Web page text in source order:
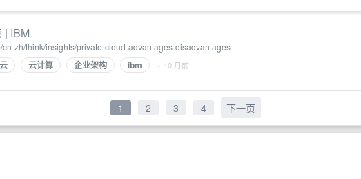
| IBM
cn-zh/think/insights/private-cloud-advantages-disadvantages
云计算 企业架构 ibm · 10 月前
1 2 3 4 下一页